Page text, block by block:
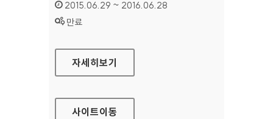
인증기간 :
2015.06.29 ~ 2016.06.28
상태 :
만료
인천 장애인콜택시 홈페이지
자세히보기
사이트이동